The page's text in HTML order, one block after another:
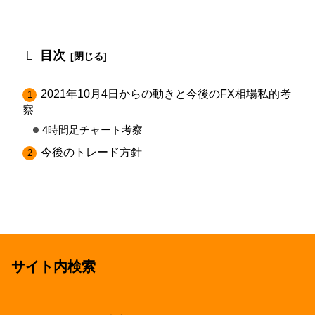
目次
2021年10月4日からの動きと今後のFX相場私的考
察
4時間足チャート考察
今後のトレード方針
サイト内検索